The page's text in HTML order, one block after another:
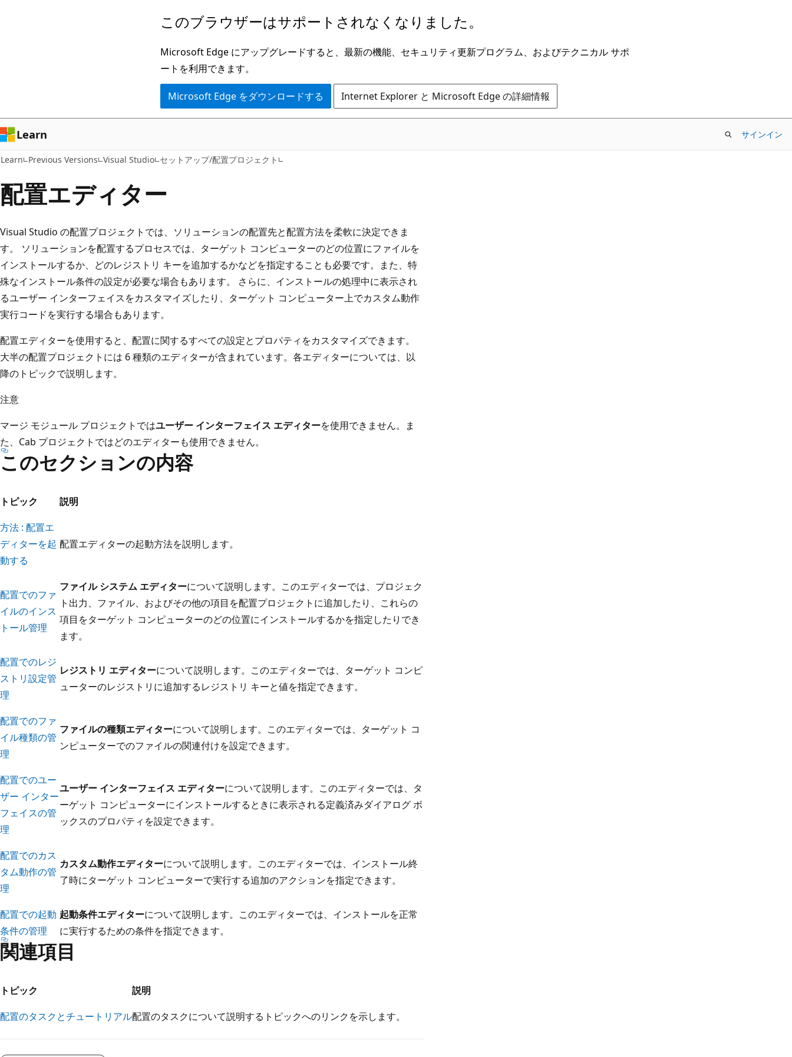
ン
ツ
に
ス
キ
ッ
このブラウザーはサポートされなくなりました。
Microsoft Edge にアップグレードすると、最新の機能、セキュリティ更新プログラム、およびテクニカル サポ
ートを利用できます。
Microsoft Edge をダウンロードする Internet Explorer と Microsoft Edge の詳細情報
Learn サインイン
Learn Previous Versions Visual Studio セットアップ/配置プロジェクト
配置エディター
Visual Studio の配置プロジェクトでは、ソリューションの配置先と配置方法を柔軟に決定できま
す。 ソリューションを配置するプロセスでは、ターゲット コンピューターのどの位置にファイルを
インストールするか、どのレジストリ キーを追加するかなどを指定することも必要です。また、特
殊なインストール条件の設定が必要な場合もあります。 さらに、インストールの処理中に表示され
るユーザー インターフェイスをカスタマイズしたり、ターゲット コンピューター上でカスタム動作
実行コードを実行する場合もあります。
配置エディターを使用すると、配置に関するすべての設定とプロパティをカスタマイズできます。
大半の配置プロジェクトには 6 種類のエディターが含まれています。各エディターについては、以
降のトピックで説明します。
注意
マージ モジュール プロジェクトではユーザー インターフェイス エディターを使用できません。ま
た、Cab プロジェクトではどのエディターも使用できません。
このセクションの内容
トピック
説明
方法 : 配置エ
ディターを起
動する
配置エディターの起動方法を説明します。
配置でのファ
イルのインス
トール管理
ファイル システム エディターについて説明します。このエディターでは、プロジェク
ト出力、ファイル、およびその他の項目を配置プロジェクトに追加したり、これらの
項目をターゲット コンピューターのどの位置にインストールするかを指定したりでき
ます。
配置でのレジ
ストリ設定管
理
レジストリ エディターについて説明します。このエディターでは、ターゲット コンピ
ューターのレジストリに追加するレジストリ キーと値を指定できます。
配置でのファ
イル種類の管
理
ファイルの種類エディターについて説明します。このエディターでは、ターゲット コ
ンピューターでのファイルの関連付けを設定できます。
配置でのユー
ザー インター
フェイスの管
理
ユーザー インターフェイス エディターについて説明します。このエディターでは、タ
ーゲット コンピューターにインストールするときに表示される定義済みダイアログ ボ
ックスのプロパティを設定できます。
配置でのカス
タム動作の管
理
カスタム動作エディターについて説明します。このエディターでは、インストール終
了時にターゲット コンピューターで実行する追加のアクションを指定できます。
配置での起動
条件の管理
起動条件エディターについて説明します。このエディターでは、インストールを正常
に実行するための条件を指定できます。
関連項目
トピック
説明
配置のタスクとチュートリアル配置のタスクについて説明するトピックへのリンクを示します。